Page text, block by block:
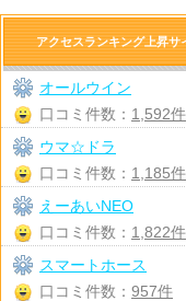
アクセスランキング上昇サ
オールウイン
口コミ件数： 1,592件
ウマ☆ドラ
口コミ件数： 1,185件
えーあいNEO
口コミ件数： 1,822件
スマートホース
口コミ件数： 957件